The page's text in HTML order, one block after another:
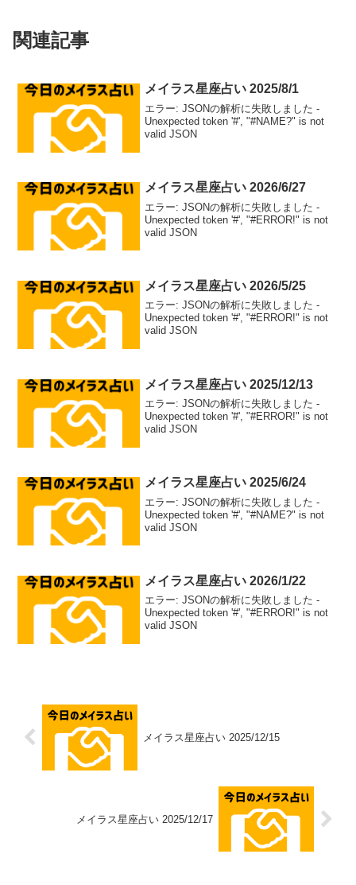
関連記事
メイラス星座占い 2025/8/1
エラー: JSONの解析に失敗しました -
Unexpected token '#', "#NAME?" is not
valid JSON
メイラス星座占い 2026/6/27
エラー: JSONの解析に失敗しました -
Unexpected token '#', "#ERROR!" is not
valid JSON
メイラス星座占い 2026/5/25
エラー: JSONの解析に失敗しました -
Unexpected token '#', "#ERROR!" is not
valid JSON
メイラス星座占い 2025/12/13
エラー: JSONの解析に失敗しました -
Unexpected token '#', "#ERROR!" is not
valid JSON
メイラス星座占い 2025/6/24
エラー: JSONの解析に失敗しました -
Unexpected token '#', "#NAME?" is not
valid JSON
メイラス星座占い 2026/1/22
エラー: JSONの解析に失敗しました -
Unexpected token '#', "#ERROR!" is not
valid JSON
メイラス星座占い 2025/12/15
メイラス星座占い 2025/12/17